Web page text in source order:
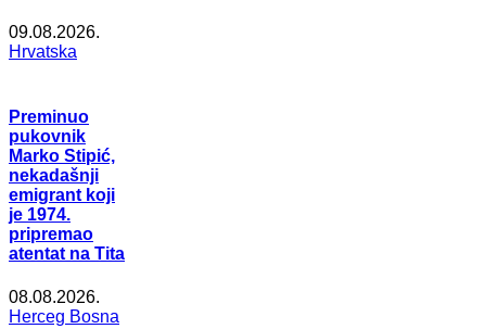
09.08.2026.
Hrvatska
Preminuo
pukovnik
Marko Stipić,
nekadašnji
emigrant koji
je 1974.
pripremao
atentat na Tita
08.08.2026.
Herceg Bosna